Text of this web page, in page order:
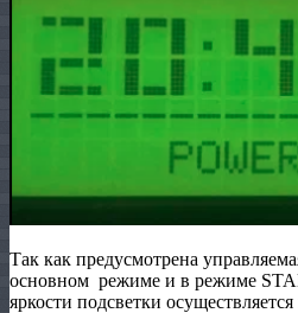
Так как предусмотрена
основном режиме и в режиме
яркости подсветки